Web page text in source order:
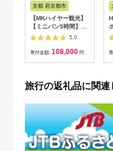
京都 府京都市
【MKハイヤー観光】
【ミニバン5時間】ド
ライバーとめぐるとっ
ておきの京都観光（3
／21-6／20・10／1-
5.0
寄付金額: 108,000 円
旅行の返礼品に関